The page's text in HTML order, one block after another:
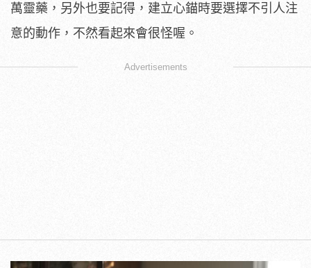
萬靈藥，另外也要記得，建立心錨時要選擇不引人注
意的動作，不然看起來會很怪喔。
Advertisements